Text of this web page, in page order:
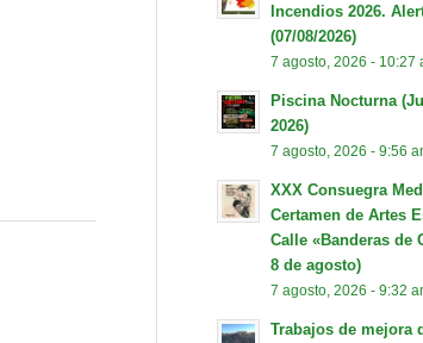
Incendios 2026.
(07/08/2026)
7 agosto, 2026 - 10:27
Piscina Nocturna
2026)
7 agosto, 2026 - 9:56
XXX Consuegra
Certamen de Artes
Calle «Banderas de
8 de agosto)
7 agosto, 2026 - 9:32
Trabajos de mejora